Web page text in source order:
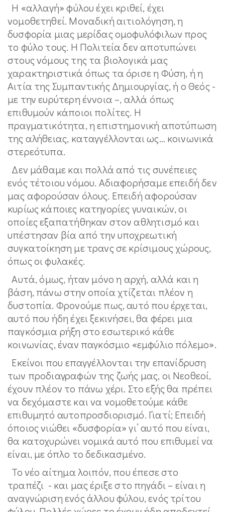
Η «αλλαγή» φύλου έχει κριθεί, έχει
νομοθετηθεί. Μοναδική αιτιολόγηση, η
δυσφορία μιας μερίδας ομοφυλόφιλων προς
το φύλο τους. Η Πολιτεία δεν αποτυπώνει
στους νόμους της τα βιολογικά μας
χαρακτηριστικά όπως τα όρισε η Φύση, ή η
Αιτία της Συμπαντικής Δημιουργίας, ή ο Θεός -
με την ευρύτερη έννοια –, αλλά όπως
επιθυμούν κάποιοι πολίτες. Η
πραγματικότητα, η επιστημονική αποτύπωση
της αλήθειας, καταγγέλλονται ως… κοινωνικά
στερεότυπα.
Δεν μάθαμε και πολλά από τις συνέπειες
ενός τέτοιου νόμου. Αδιαφορήσαμε επειδή δεν
μας αφορούσαν όλους. Επειδή αφορούσαν
κυρίως κάποιες κατηγορίες γυναικών, οι
οποίες εξαπατήθηκαν στον αθλητισμό και
υπέστησαν βία από την υποχρεωτική
συγκατοίκηση με τρανς σε κρίσιμους χώρους,
όπως οι φυλακές.
Αυτά, όμως, ήταν μόνο η αρχή, αλλά και η
βάση, πάνω στην οποία χτίζεται πλέον η
δυστοπία. Φρονούμε πως, αυτό που έρχεται,
αυτό που ήδη έχει ξεκινήσει, θα φέρει μια
παγκόσμια ρήξη στο εσωτερικό κάθε
κοινωνίας, έναν παγκόσμιο «εμφύλιο πόλεμο».
Εκείνοι που επαγγέλλονται την επανίδρυση
των προδιαγραφών της ζωής μας, οι Νεοθεοί,
έχουν πλέον το πάνω χέρι. Στο εξής θα πρέπει
να δεχόμαστε και να νομοθετούμε κάθε
επιθυμητό αυτοπροσδιορισμό. Γιατί; Επειδή
όποιος νιώθει «δυσφορία» γι’ αυτό που είναι,
θα κατοχυρώνει νομικά αυτό που επιθυμεί να
είναι, με όπλο το δεδικασμένο.
Το νέο αίτημα λοιπόν, που έπεσε στο
τραπέζι - και μας έριξε στο πηγάδι – είναι η
αναγνώριση ενός άλλου φύλου, ενός τρίτου